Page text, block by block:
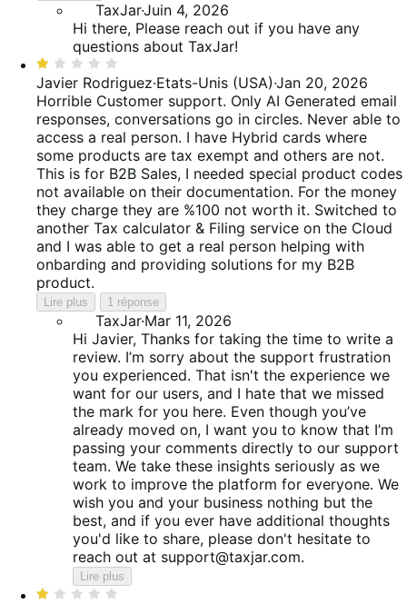
TaxJar·Juin 4, 2026
Hi there, Please reach out if you have any
questions about TaxJar!
Noté
1
sur
5
Javier Rodriguez·Etats-Unis (USA)·Jan 20, 2026
Horrible Customer support. Only AI Generated email
responses, conversations go in circles. Never able to
access a real person. I have Hybrid cards where
some products are tax exempt and others are not.
This is for B2B Sales, I needed special product codes
not available on their documentation. For the money
they charge they are %100 not worth it. Switched to
another Tax calculator & Filing service on the Cloud
and I was able to get a real person helping with
onbarding and providing solutions for my B2B
product.
Lire plus 1 réponse
TaxJar·Mar 11, 2026
Hi Javier, Thanks for taking the time to write a
review. I’m sorry about the support frustration
you experienced. That isn't the experience we
want for our users, and I hate that we missed
the mark for you here. Even though you’ve
already moved on, I want you to know that I’m
passing your comments directly to our support
team. We take these insights seriously as we
work to improve the platform for everyone. We
wish you and your business nothing but the
best, and if you ever have additional thoughts
you'd like to share, please don't hesitate to
reach out at support@taxjar.com.
Lire plus
Noté